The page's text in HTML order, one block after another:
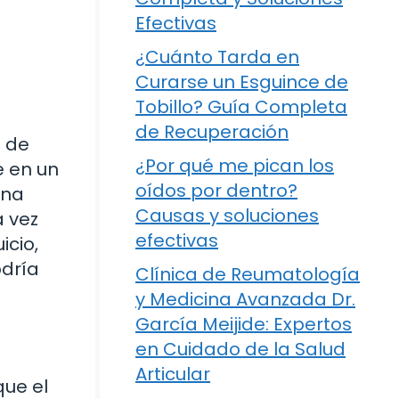
de
en un
vez
el
Efectivas
¿Cuánto Tarda en
Curarse un Esguince de
Tobillo? Guía Completa
de Recuperación
¿Por qué me pican los
oídos por dentro?
Causas y soluciones
efectivas
Clínica de Reumatología
y Medicina Avanzada Dr.
García Meijide: Expertos
en Cuidado de la Salud
Articular